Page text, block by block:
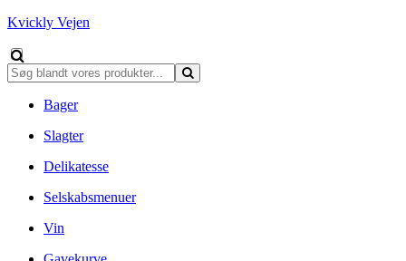
Kvickly Vejen
Bager
Slagter
Delikatesse
Selskabsmenuer
Vin